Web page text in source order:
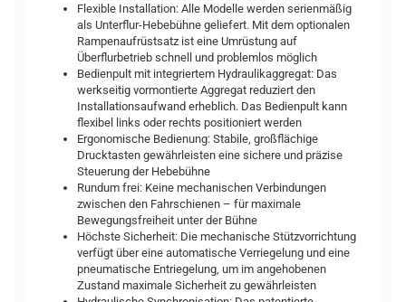
Flexible Installation: Alle Modelle werden serienmäßig
als Unterflur-Hebebühne geliefert. Mit dem optionalen
Rampenaufrüstsatz ist eine Umrüstung auf
Überflurbetrieb schnell und problemlos möglich
Bedienpult mit integriertem Hydraulikaggregat: Das
werkseitig vormontierte Aggregat reduziert den
Installationsaufwand erheblich. Das Bedienpult kann
flexibel links oder rechts positioniert werden
Ergonomische Bedienung: Stabile, großflächige
Drucktasten gewährleisten eine sichere und präzise
Steuerung der Hebebühne
Rundum frei: Keine mechanischen Verbindungen
zwischen den Fahrschienen – für maximale
Bewegungsfreiheit unter der Bühne
Höchste Sicherheit: Die mechanische Stützvorrichtung
verfügt über eine automatische Verriegelung und eine
pneumatische Entriegelung, um im angehobenen
Zustand maximale Sicherheit zu gewährleisten